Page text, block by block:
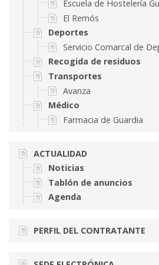
Escuela de Hostelería
El Remós
Deportes
Servicio Comarcal de
Recogida de residuos
Transportes
Avanza
Médico
Farmacia de Guardia
ACTUALIDAD
Noticias
Tablón de anuncios
Agenda
PERFIL DEL CONTRATANTE